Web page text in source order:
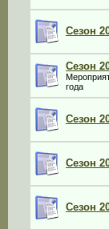
Сезон
Сезон
года
Сезон
Сезон
Сезон